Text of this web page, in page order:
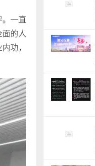
一直
的人
功，